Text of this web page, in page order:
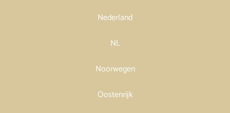
Nederland
NL
Noorwegen
Oostenrijk